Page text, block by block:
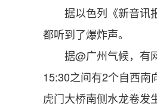
据以色列《新音讯报
都听到了爆炸声。
据@广州气候，有网
15:30之间有2个自西南
虎门大桥南侧水龙卷发